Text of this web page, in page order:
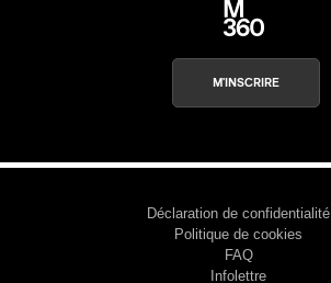
M'INSCRIRE
Déclaration de confidentialité
Politique de cookies
FAQ
Infolettre